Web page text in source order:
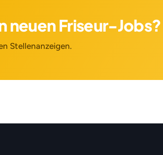
neuen Friseur-Jobs?
Stellenanzeigen.